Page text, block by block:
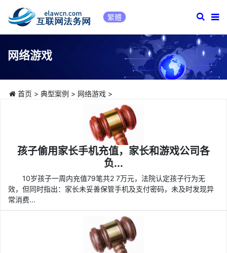
繁體
网络游戏
首页 > 典型案例 > 网络游戏>
孩子偷用家长手机充值，家长和游戏公司各
负...
10岁孩子一周内充值79笔共2 7万元，法院认定孩子行为无
效，但同时指出：家长未妥善保管手机及支付密码，未及时发现异
常消费...